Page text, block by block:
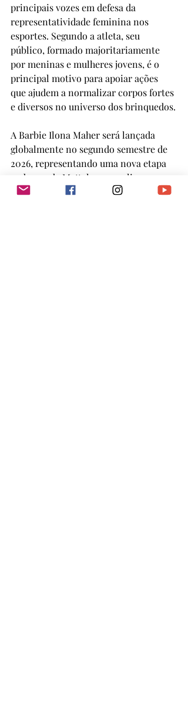
principais vozes em defesa da
representatividade feminina nos
esportes. Segundo a atleta, seu
público, formado majoritariamente
por meninas e mulheres jovens, é o
principal motivo para apoiar ações
que ajudem a normalizar corpos fortes
e diversos no universo dos brinquedos.
A Barbie Ilona Maher será lançada
globalmente no segundo semestre de
2026, representando uma nova etapa
na busca da Mattel por ampliar a
pluralidade de corpos e referências